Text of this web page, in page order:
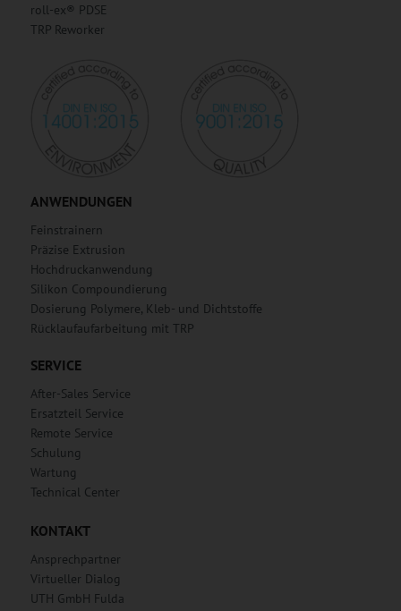
roll-ex® PDSE
TRP Reworker
ANWENDUNGEN
Feinstrainern
Präzise Extrusion
Hochdruckanwendung
Silikon Compoundierung
Dosierung Polymere, Kleb- und Dichtstoffe
Rücklaufaufarbeitung mit TRP
SERVICE
After-Sales Service
Ersatzteil Service
Remote Service
Schulung
Wartung
Technical Center
KONTAKT
Ansprechpartner
Virtueller Dialog
UTH GmbH Fulda